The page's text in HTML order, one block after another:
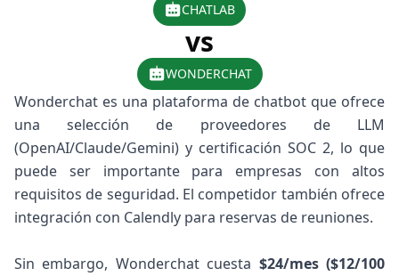
CHATLAB
vs
WONDERCHAT
Wonderchat es una plataforma de chatbot que ofrece
una selección de proveedores de LLM
(OpenAI/Claude/Gemini) y certificación SOC 2, lo que
puede ser importante para empresas con altos
requisitos de seguridad. El competidor también ofrece
integración con Calendly para reservas de reuniones.
Sin embargo, Wonderchat cuesta $24/mes ($12/100